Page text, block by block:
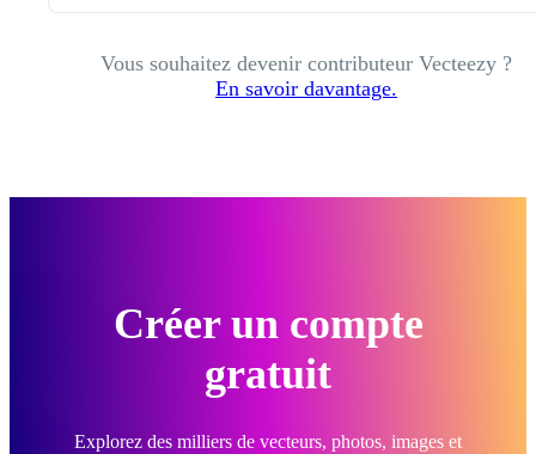
Vous souhaitez devenir contributeur Vecteezy ?
En savoir davantage.
Créer un compte
gratuit
Explorez des milliers de vecteurs, photos, images et